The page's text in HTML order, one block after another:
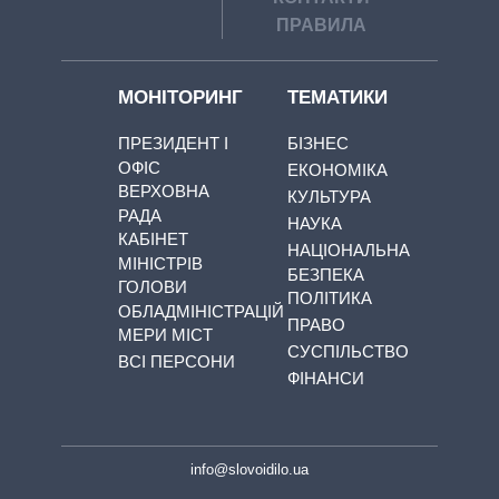
ПРАВИЛА
МОНІТОРИНГ
ПРЕЗИДЕНТ І
ОФІС
ВЕРХОВНА
РАДА
КАБІНЕТ
МІНІСТРІВ
ГОЛОВИ
ОБЛАДМІНІСТРАЦІЙ
МЕРИ МІСТ
ВСІ ПЕРСОНИ
ТЕМАТИКИ
БІЗНЕС
ЕКОНОМІКА
КУЛЬТУРА
НАУКА
НАЦІОНАЛЬНА
БЕЗПЕКА
ПОЛІТИКА
ПРАВО
СУСПІЛЬСТВО
ФІНАНСИ
info@slovoidilo.ua